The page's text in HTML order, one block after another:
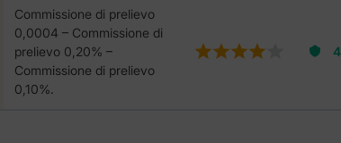
Commissione di prelievo
0,0004 – Commissione di
prelievo 0,20% –
Commissione di prelievo
0,10%.